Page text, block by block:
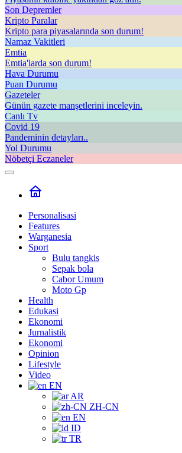
Son Depremler
Kripto Paralar
Kripto para piyasalarında son durum!
Namaz Vakitleri
Emtia
Emtia'larda son durum!
Hava Durumu
Puan Durumu
Gazeteler
Günün gazete manşetlerini inceleyin.
Canlı Tv
Covid 19
Pandeminin detayları..
Yol Durumu
Nöbetçi Eczaneler
Personalisasi
Features
Warganesia
Sport
Bulu tangkis
Sepak bola
Cabor Umum
Moto Gp
Health
Edukasi
Ekonomi
Jurnalistik
Ekonomi
Opinion
Lifestyle
Video
EN
AR
ZH-CN
EN
ID
TR